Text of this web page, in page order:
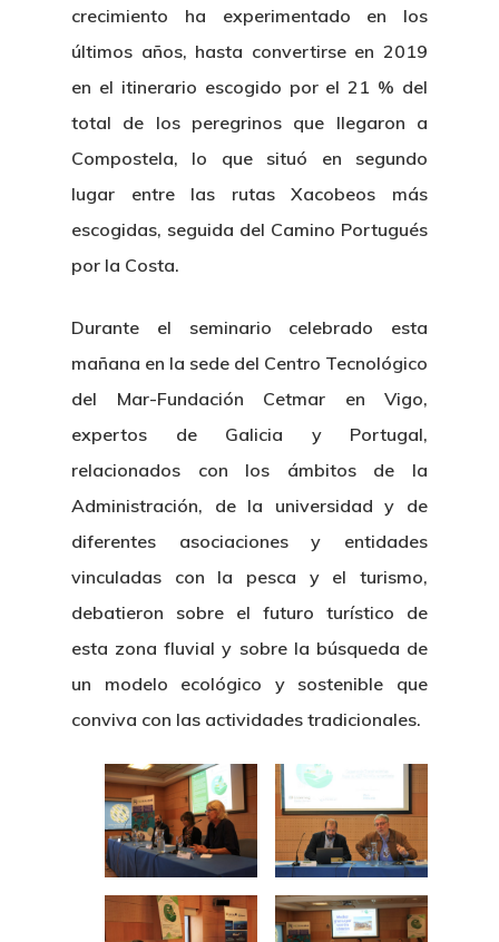
crecimiento ha experimentado en los
últimos años, hasta convertirse en 2019
en el itinerario escogido por el 21 % del
total de los peregrinos que llegaron a
Compostela, lo que situó en segundo
lugar entre las rutas Xacobeos más
escogidas, seguida del Camino Portugués
por la Costa.
Durante el seminario celebrado esta
mañana en la sede del Centro Tecnológico
del Mar-Fundación Cetmar en Vigo,
expertos de Galicia y Portugal,
relacionados con los ámbitos de la
Administración, de la universidad y de
diferentes asociaciones y entidades
vinculadas con la pesca y el turismo,
debatieron sobre el futuro turístico de
esta zona fluvial y sobre la búsqueda de
un modelo ecológico y sostenible que
conviva con las actividades tradicionales.
Nosotros